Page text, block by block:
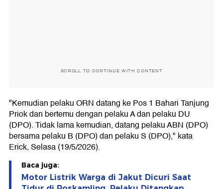
SCROLL TO CONTINUE WITH CONTENT
"Kemudian pelaku ORN datang ke Pos 1 Bahari Tanjung
Priok dan bertemu dengan pelaku A dan pelaku DU
(DPO). Tidak lama kemudian, datang pelaku ABN (DPO)
bersama pelaku B (DPO) dan pelaku S (DPO)," kata
Erick, Selasa (19/5/2026).
Baca juga:
Motor Listrik Warga di Jakut Dicuri Saat